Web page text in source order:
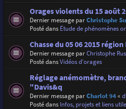
Orages violents du 15 août
Dernier message parChristophe
Posté dans Étude de phénomènes
Chasse du 05 06 2015
Dernier message parChristophe
Posté dansVidéos d'orages
Réglage anémomètre,
"Davis&q
Dernier message parCharlot 94«
Posté dans Infos, projets et liens